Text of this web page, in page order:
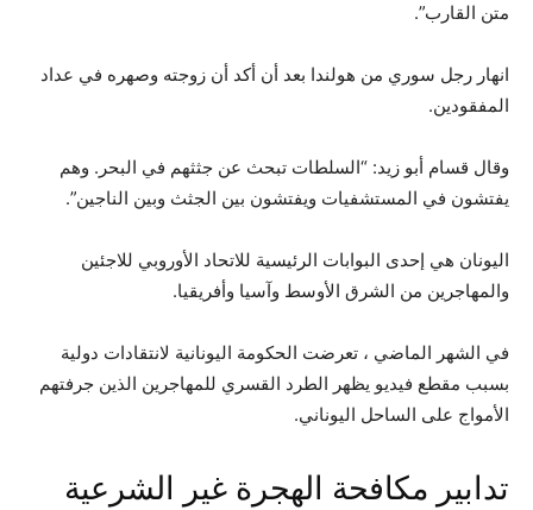
متن القارب”.
انهار رجل سوري من هولندا بعد أن أكد أن زوجته وصهره في عداد
المفقودين.
وقال قسام أبو زيد: “السلطات تبحث عن جثثهم في البحر. وهم
يفتشون في المستشفيات ويفتشون بين الجثث وبين الناجين”.
اليونان هي إحدى البوابات الرئيسية للاتحاد الأوروبي للاجئين
والمهاجرين من الشرق الأوسط وآسيا وأفريقيا.
في الشهر الماضي ، تعرضت الحكومة اليونانية لانتقادات دولية
بسبب مقطع فيديو يظهر الطرد القسري للمهاجرين الذين جرفتهم
الأمواج على الساحل اليوناني.
تدابير مكافحة الهجرة غير الشرعية